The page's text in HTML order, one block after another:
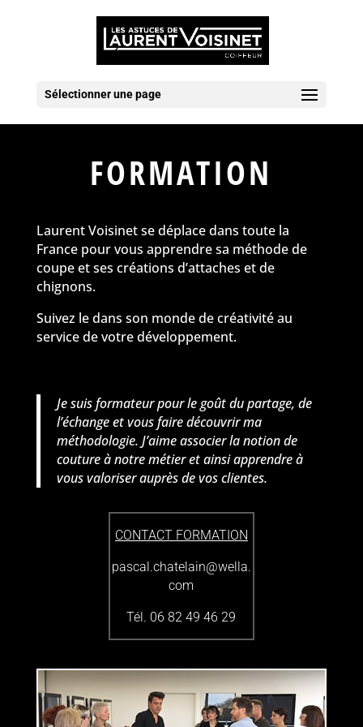
Sélectionner une page
FORMATION
Laurent Voisinet se déplace dans toute la
France pour vous apprendre sa méthode de
coupe et ses créations d’attaches et de
chignons.
Suivez le dans son monde de créativité au
service de votre développement.
Je suis formateur pour le goût du partage, de
l’échange et vous faire découvrir ma
méthodologie. J’aime associer la notion de
couture à notre métier et ainsi apprendre à
vous valoriser auprès de vos clientes.
CONTACT FORMATION
pascal.chatelain@wella.
com
Tél. 06 82 49 46 29